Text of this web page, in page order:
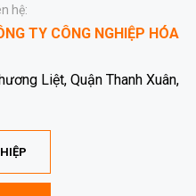
hệ:
TY CÔNG NGHIỆP HÓA
Liệt, Quận Thanh Xuân,